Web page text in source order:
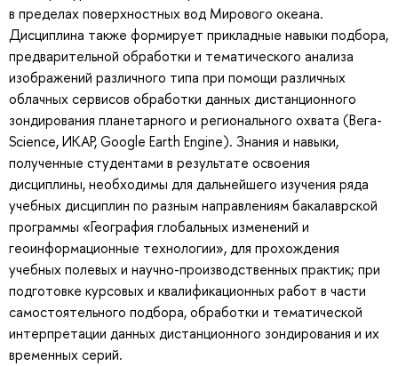
в пределах поверхностных вод Мирового океана.
Дисциплина также формирует прикладные навыки подбора,
предварительной обработки и тематического анализа
изображений различного типа при помощи различных
облачных сервисов обработки данных дистанционного
зондирования планетарного и регионального охвата (Вега-
Science, ИКАР, Google Earth Engine). Знания и навыки,
полученные студентами в результате освоения
дисциплины, необходимы для дальнейшего изучения ряда
учебных дисциплин по разным направлениям бакалаврской
программы «География глобальных изменений и
геоинформационные технологии», для прохождения
учебных полевых и научно-производственных практик; при
подготовке курсовых и квалификационных работ в части
самостоятельного подбора, обработки и тематической
интерпретации данных дистанционного зондирования и их
временных серий.